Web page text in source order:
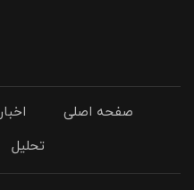
صفحه اصلی اخبار
تحلیل